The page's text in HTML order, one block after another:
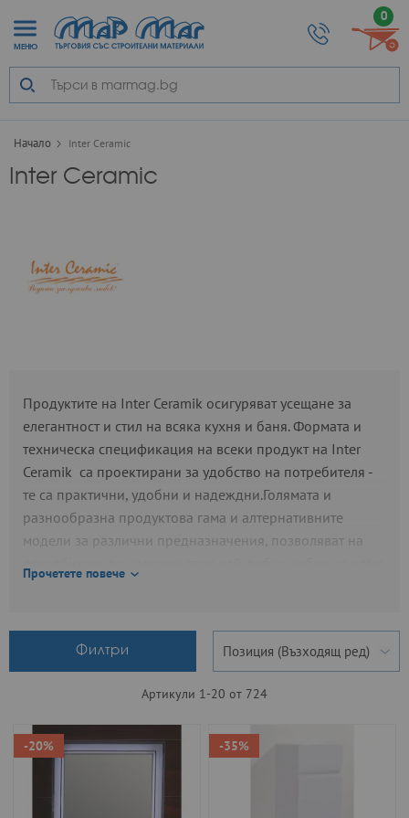
МЕНЮ
0
Начало Inter Ceramic
Inter Ceramic
Продуктите на Inter Ceramik осигуряват усещане за
елегантност и стил на всяка кухня и баня. Формата и
техническа спецификация на всеки продукт на Inter
Ceramik са проектирани за удобство на потребителя -
те са практични, удобни и надеждни.Голямата и
разнообразна продуктова гама и алтернативните
модели за различни предназначения, позволяват на
офиса или обществено място.
необходими сертификати и декларации за съответствие
в съобразност с нормативните документи на
българския пазар. Всички артикули на Inter Ceramik
отговарят на БДС и ЕС и имат маркировка за
съответствие, издадена от лицензирани институции.
Прочетете повече
Филтри
Артикули 1-20 от 724
-20% -35%